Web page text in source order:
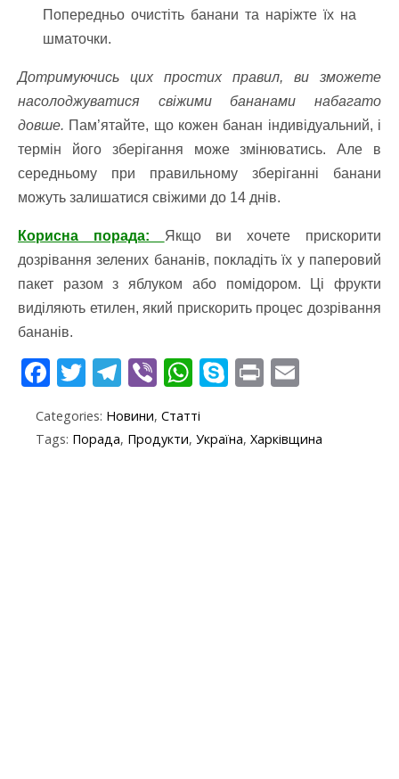
Попередньо очистіть банани та наріжте їх на
шматочки.
Дотримуючись цих простих правил, ви зможете
насолоджуватися свіжими бананами набагато
довше. Пам’ятайте, що кожен банан індивідуальний, і
термін його зберігання може змінюватись. Але в
середньому при правильному зберіганні банани
можуть залишатися свіжими до 14 днів.
Корисна порада: Якщо ви хочете прискорити
дозрівання зелених бананів, покладіть їх у паперовий
пакет разом з яблуком або помідором. Ці фрукти
виділяють етилен, який прискорить процес дозрівання
бананів.
F
e
b
T
itt
er
T
e
gr
Vi
er
W
at
S
y
p
Pr
t ai
Categories: Новини, Статті
Tags: Порада, Продукти, Україна, Харківщина